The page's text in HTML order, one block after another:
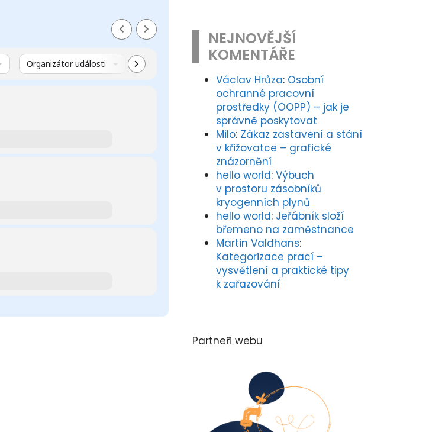
Organizátor události Virtuální události
NEJNOVĚJŠÍ
KOMENTÁŘE
Václav Hrůza: Osobní
ochranné pracovní
prostředky (OOPP) – jak je
správně poskytovat
Milo: Zákaz zastavení a stání
v křižovatce – grafické
znázornění
hello world: Výbuch
v prostoru zásobníků
kryogenních plynů
hello world: Jeřábník složí
břemeno na zaměstnance
Martin Valdhans:
Kategorizace prací –
vysvětlení a praktické tipy
k zařazování
Partneři webu